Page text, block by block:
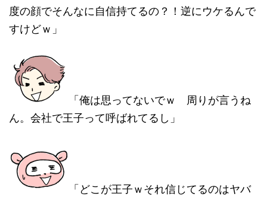
度の顔でそんなに自信持てるの？！逆にウケるんで
すけどｗ」
「俺は思ってないでｗ 周りが言うね
ん。会社で王子って呼ばれてるし」
「どこが王子ｗそれ信じてるのはヤバ